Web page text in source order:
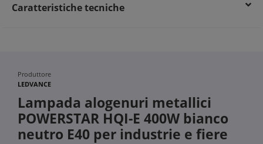
Caratteristiche tecniche
Produttore
LEDVANCE
Lampada alogenuri metallici
POWERSTAR HQI-E 400W bianco
neutro E40 per industrie e fiere